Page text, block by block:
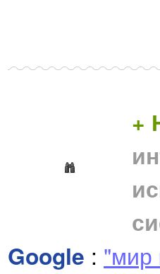
+
Google : "мир